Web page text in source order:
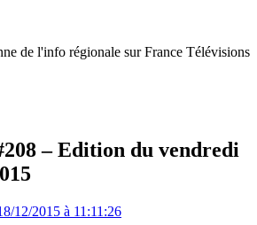
de l'info régionale sur France Télévisions
– Edition du vendredi
12/2015 à 11:11:26